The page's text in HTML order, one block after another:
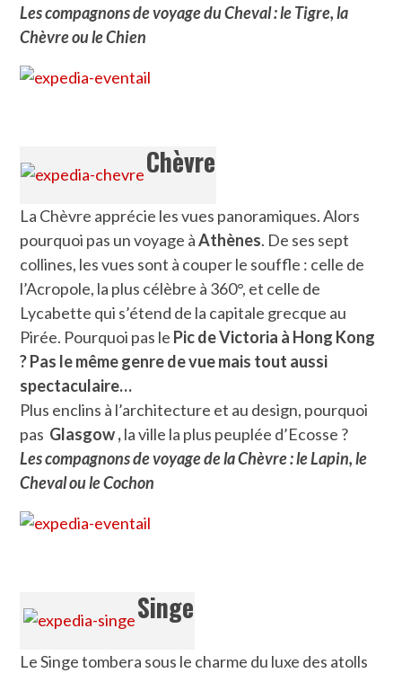
Les compagnons de voyage du Cheval : le Tigre, la
Chèvre ou le Chien
Chèvre
La Chèvre apprécie les vues panoramiques. Alors
pourquoi pas un voyage àAthènes. De ses sept
collines, les vues sont à couper le souffle : celle de
l’Acropole, la plus célèbre à 360°, et celle de
Lycabette qui s’étend de la capitale grecque au
Pirée. Pourquoi pas le Pic de Victoria à Hong Kong
? Pas le même genre de vue mais tout aussi
spectaculaire…
Plus enclins à l’architecture et au design, pourquoi
pas Glasgow ,la ville la plus peuplée d’Ecosse ?
Les compagnons de voyage de la Chèvre : le Lapin, le
Cheval ou le Cochon
Singe
Le Singe tombera sous le charme du luxe des atolls